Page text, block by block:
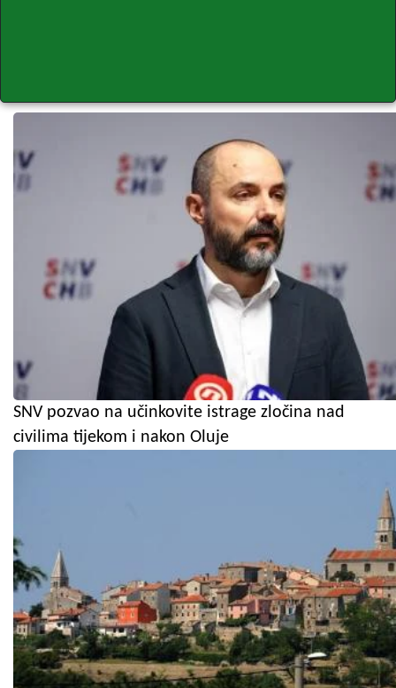
SNV pozvao na učinkovite istrage zločina nad
civilima tijekom i nakon Oluje